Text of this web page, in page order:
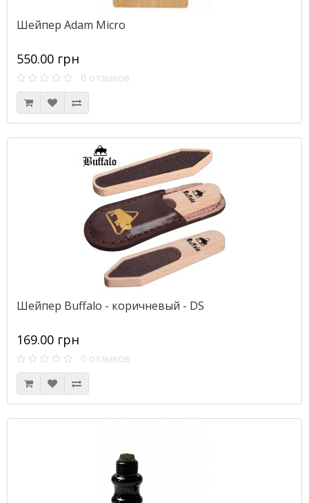
Шейпер Adam Micro
550.00 грн
0 отзывов
Шейпер Buffalo - коричневый - DS
169.00 грн
0 отзывов